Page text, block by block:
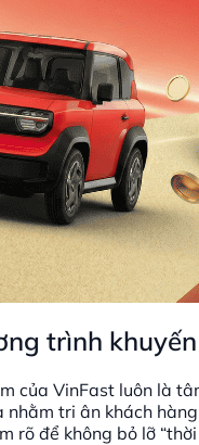
trình
của VinFast luôn là
tri ân khách
rõ để không bỏ lỡ